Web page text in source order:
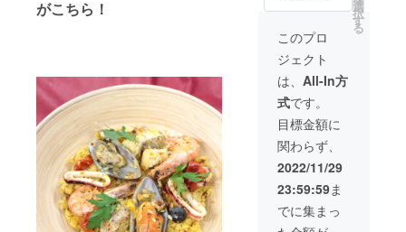
がこちら！
らお選
さい。
※2022
年11月
から3か
月1回の
お届け
です。
す。 ※
でのお
届けで
「オプ
ショ
ン」で
お届け
ご希望
をお選
びくだ
さい。
Connec
tionの
HPで
PRでき
ます。
www.co
nnectio
n-
osaka.c
om/ ※掲
載内容
はメー
ルにて
打合せ
させて
ニュー
のキッ
トを3
セッ
ト、月1
回お届
けしま
す。 な
んと、
電気圧
力鍋つ
き！ま
だ持っ
ていな
いとい
選
択
す
る
このプロ
ジェクト
は、 All-In方
式です。
目標金額に
関わらず、
2022/11/29
23:59:59ま
でに集まっ